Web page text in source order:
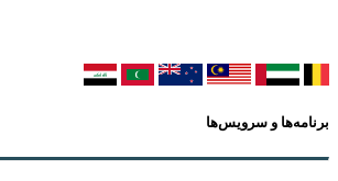
برنامه‌ها و سرویس‌ها